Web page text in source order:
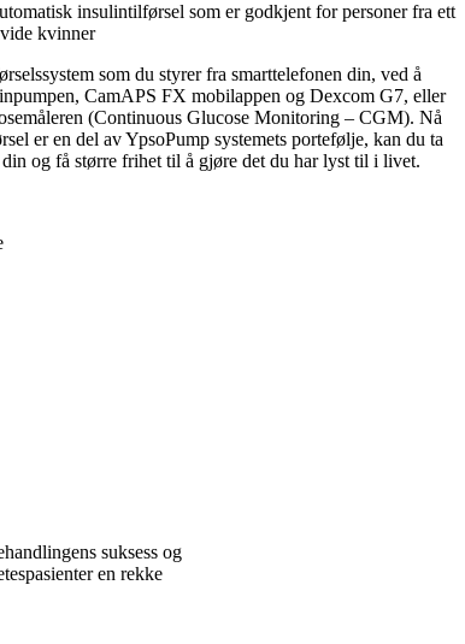
insulintilførsel som er godkjent for personer fra ett
kvinner
som du styrer fra smarttelefonen din, ved å
CamAPS FX mobilappen og Dexcom G7, eller
(Continuous Glucose Monitoring – CGM). Nå
er en del av YpsoPump systemets portefølje, kan du ta
din og få større frihet til å gjøre det du har lyst til i livet.
suksess og
en rekke